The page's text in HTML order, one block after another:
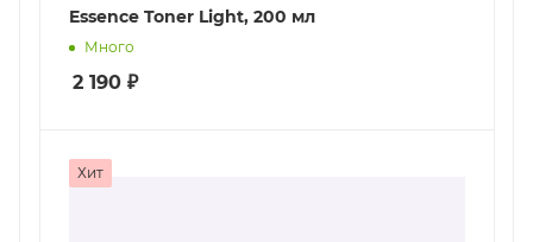
Essence Toner Light, 200 мл
Много
2 190 ₽
Хит